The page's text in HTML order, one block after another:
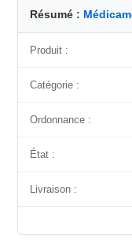
Résumé :
Produit :
Catégorie :
Ordonnance :
État :
Livraison :